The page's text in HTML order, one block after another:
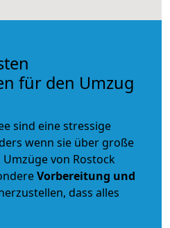
für den Umzug
sind eine stressige
wenn sie über große
von Rostock
Vorbereitung und
dass alles